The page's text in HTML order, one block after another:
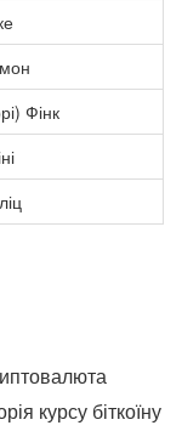
Фінк
курсу біткоїну